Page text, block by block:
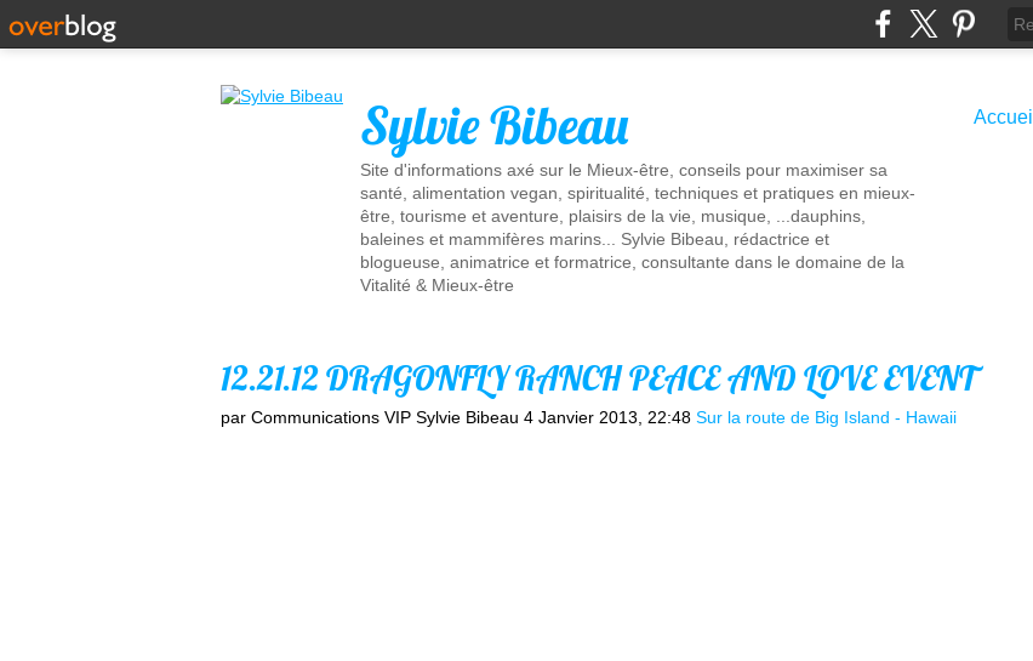
Sylvie Bibeau
Site d'informations axé sur le Mieux-être, conseils pour maximiser sa
santé, alimentation vegan, spiritualité, techniques et pratiques en mieux-
être, tourisme et aventure, plaisirs de la vie, musique, ...dauphins,
baleines et mammifères marins... Sylvie Bibeau, rédactrice et
blogueuse, animatrice et formatrice, consultante dans le domaine de la
Vitalité & Mieux-être
Accueil
12.21.12 DRAGONFLY RANCH PEACE AND LOVE EVENT
par Communications VIP Sylvie Bibeau 4 Janvier 2013, 22:48 Sur la route de Big Island - Hawaii